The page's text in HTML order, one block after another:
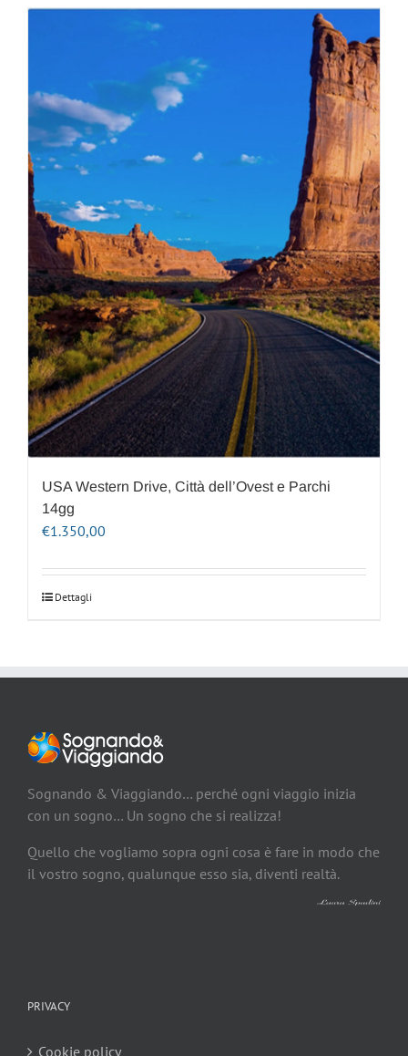
USA Western Drive, Città dell’Ovest e Parchi
14gg
€1.350,00
Dettagli
Sognando & Viaggiando… perché ogni viaggio inizia
con un sogno… Un sogno che si realizza!
Quello che vogliamo sopra ogni cosa è fare in modo che
il vostro sogno, qualunque esso sia, diventi realtà.
PRIVACY
Cookie policy